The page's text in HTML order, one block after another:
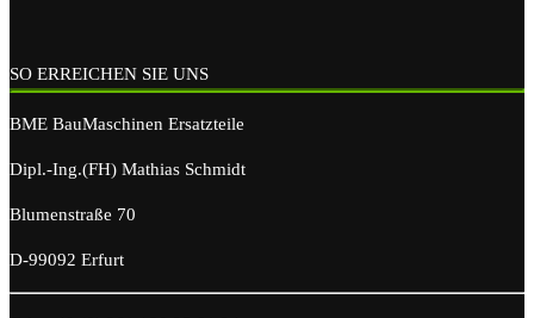
SO ERREICHEN SIE UNS
BME BauMaschinen Ersatzteile
Dipl.-Ing.(FH) Mathias Schmidt
Blumenstraße 70
D-99092 Erfurt